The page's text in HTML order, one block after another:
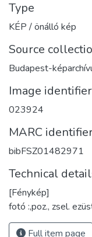
Type
KÉP / önálló kép
Source
Budapest-
Image identifier
023924
MARC
bibFSZ01482971
Technical
[Fénykép]
fotó :,poz., zsel.
Full item page